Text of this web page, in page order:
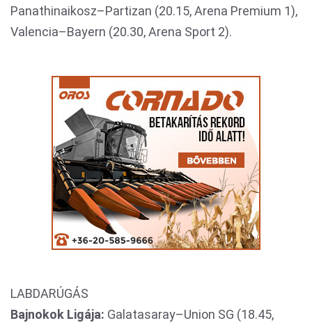
Panathinaikosz–Partizan (20.15, Arena Premium 1),
Valencia–Bayern (20.30, Arena Sport 2).
LABDARÚGÁS
Bajnokok Ligája: Galatasaray–Union SG (18.45,